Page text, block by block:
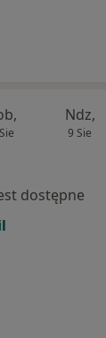
Ndz,
9 Sie
dostępne